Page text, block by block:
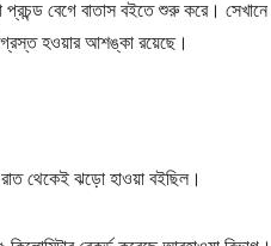
প্রচন্ড বেগে বাতাস বইতে শুরু করে।
হওয়ার আশঙ্কা রয়েছে।
রাত থেকেই ঝড়ো হাওয়া বইছিল।